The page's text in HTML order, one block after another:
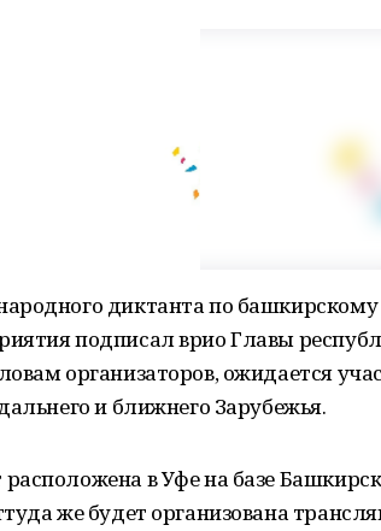
диктанта по башкирскому
подписал врио Главы
организаторов, ожидается
и ближнего Зарубежья.
в Уфе на базе
же будет организована